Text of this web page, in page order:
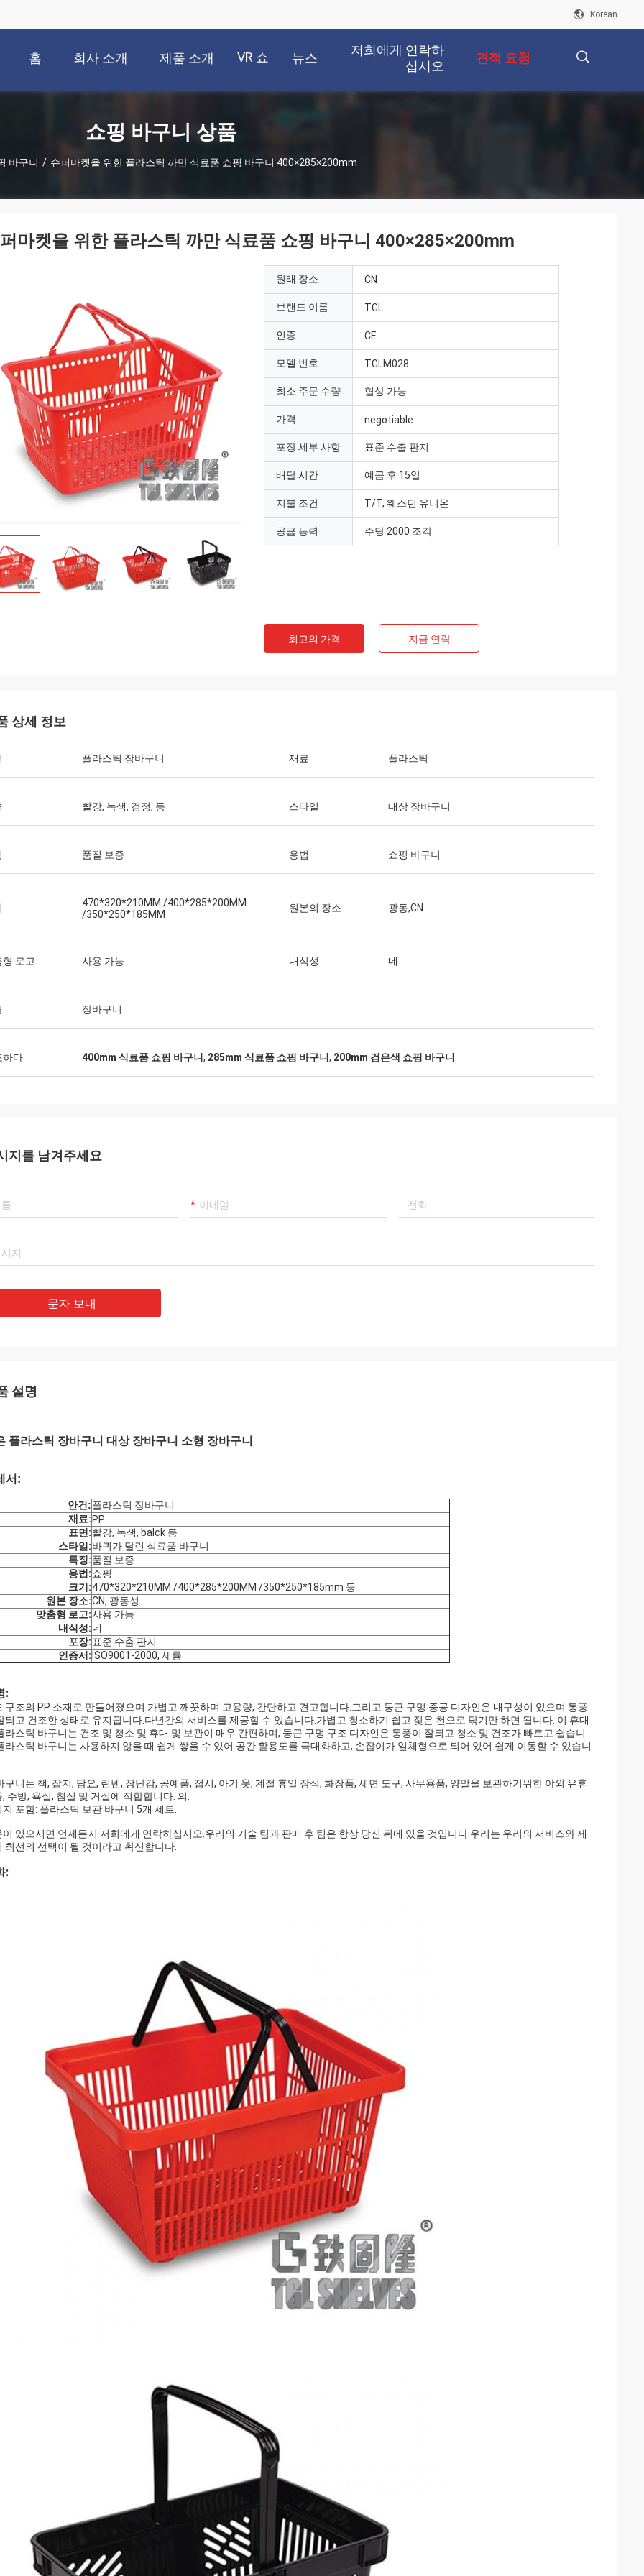
Korean
홈 회사 소개 제품 소개 VR 쇼 뉴스
저희에게 연락하
십시오
견적 요청
쇼핑 바구니 상품
바구니 / 슈퍼마켓을 위한 플라스틱 까만 식료품 쇼핑 바구니 400×285×200mm
마켓을 위한 플라스틱 까만 식료품 쇼핑 바구니 400×285×200mm
원래 장소 CN
브랜드 이름 TGL
인증 CE
모델 번호 TGLM028
최소 주문 수량 협상 가능
가격 negotiable
포장 세부 사항 표준 수출 판지
배달 시간 예금 후 15일
지불 조건 T/T, 웨스턴 유니온
공급 능력 주당 2000 조각
최고의 가격 지금 연락
상세 정보
플라스틱 장바구니 재료 플라스틱
빨강, 녹색, 검정, 등 스타일 대상 장바구니
품질 보증 용법 쇼핑 바구니
470*320*210MM /400*285*200MM
/350*250*185MM
원본의 장소 광동,CN
형 로고 사용 가능 내식성 네
장바구니
하다 400mm 식료품 쇼핑 바구니 , 285mm 식료품 쇼핑 바구니 , 200mm 검은색 쇼핑 바구니
지를 남겨주세요
문자 보내
설명
플라스틱 장바구니 대상 장바구니 소형 장바구니
서:
안건:플라스틱 장바구니
재료: PP
표면:빨강, 녹색, balck 등
스타일:바퀴가 달린 식료품 바구니
특징:품질 보증
용법:쇼핑
크기:470*320*210MM /400*285*200MM /350*250*185mm 등
원본 장소:CN, 광동성
맞춤형 로고:사용 가능
내식성:네
포장: 표준 수출 판지
인증서: ISO9001-2000, 세륨
:
구조의 PP 소재로 만들어졌으며 가볍고 깨끗하며 고용량, 간단하고 견고합니다.그리고 둥근 구멍 중공 디자인은 내구성이 있으며 통풍
되고 건조한 상태로 유지됩니다.다년간의 서비스를 제공할 수 있습니다.가볍고 청소하기 쉽고 젖은 천으로 닦기만 하면 됩니다. 이 휴대
라스틱 바구니는 건조 및 청소 및 휴대 및 보관이 매우 간편하며, 둥근 구멍 구조 디자인은 통풍이 잘되고 청소 및 건조가 빠르고 쉽습니
라스틱 바구니는 사용하지 않을 때 쉽게 쌓을 수 있어 공간 활용도를 극대화하고, 손잡이가 일체형으로 되어 있어 쉽게 이동할 수 있습니
구니는 책, 잡지, 담요, 린넨, 장난감, 공예품, 접시, 아기 옷, 계절 휴일 장식, 화장품, 세면 도구, 사무용품, 양말을 보관하기위한 야외 유휴
, 주방, 욕실, 침실 및 거실에 적합합니다. 의.
포함: 플라스틱 보관 바구니 5개 세트.
이 있으시면 언제든지 저희에게 연락하십시오.우리의 기술 팀과 판매 후 팀은 항상 당신 뒤에 있을 것입니다.우리는 우리의 서비스와 제
최선의 선택이 될 것이라고 확신합니다.
: